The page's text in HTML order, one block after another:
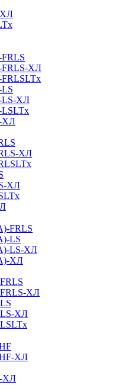
ХЛ
LS-ХЛ
ХЛ
ХЛ
ХЛ
FRLS
LS
LS-ХЛ
ХЛ
ХЛ
ХЛ
ХЛ
ХЛ